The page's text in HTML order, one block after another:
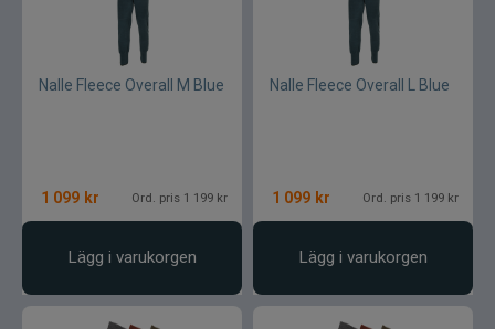
Nalle Fleece Overall M Blue
1 099 kr Ord. pris 1 199 kr
Lägg i varukorgen
Nalle Fleece Overall L Blue
1 099 kr Ord. pris 1 199 kr
Lägg i varukorgen